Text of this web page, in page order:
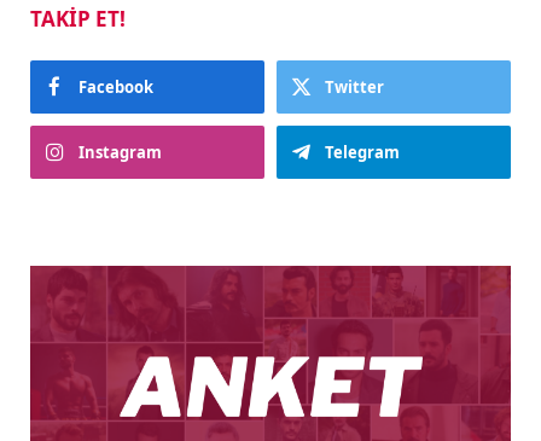
TAKIP ET!
Facebook Twitter
Instagram Telegram